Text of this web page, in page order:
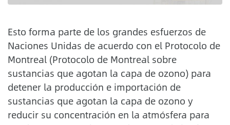
Esto forma parte de los grandes esfuerzos de
Naciones Unidas de acuerdo con el Protocolo de
Montreal (Protocolo de Montreal sobre
sustancias que agotan la capa de ozono) para
detener la producción e importación de
sustancias que agotan la capa de ozono y
reducir su concentración en la atmósfera para